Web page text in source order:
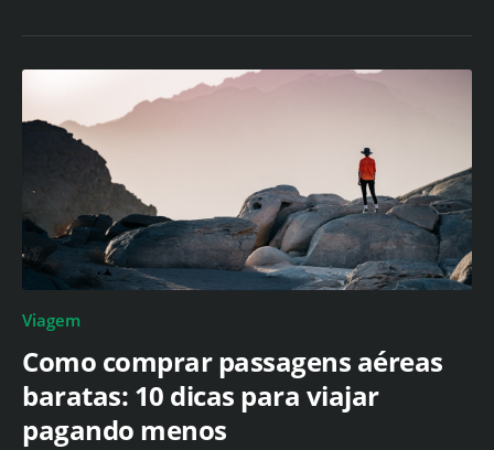
Viagem
Como comprar passagens aéreas
baratas: 10 dicas para viajar
pagando menos